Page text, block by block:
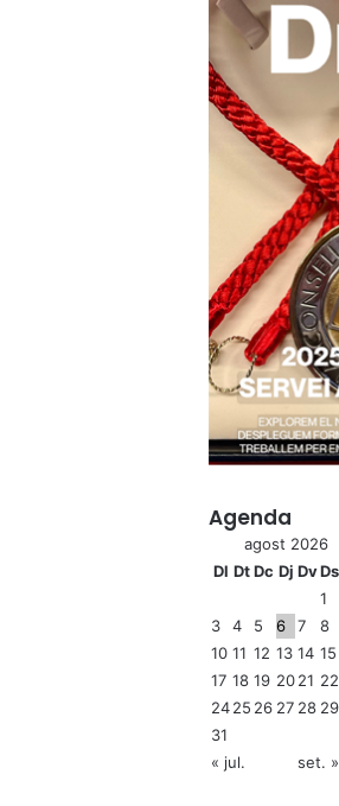
Agenda
agost 2026
Dl Dt Dc Dj DvDs
1
3
4 5 6 7 8
10 11 12 13 14 15
17 18 19 2021 22
2425 26 27 28 29
31
« jul.
set. »